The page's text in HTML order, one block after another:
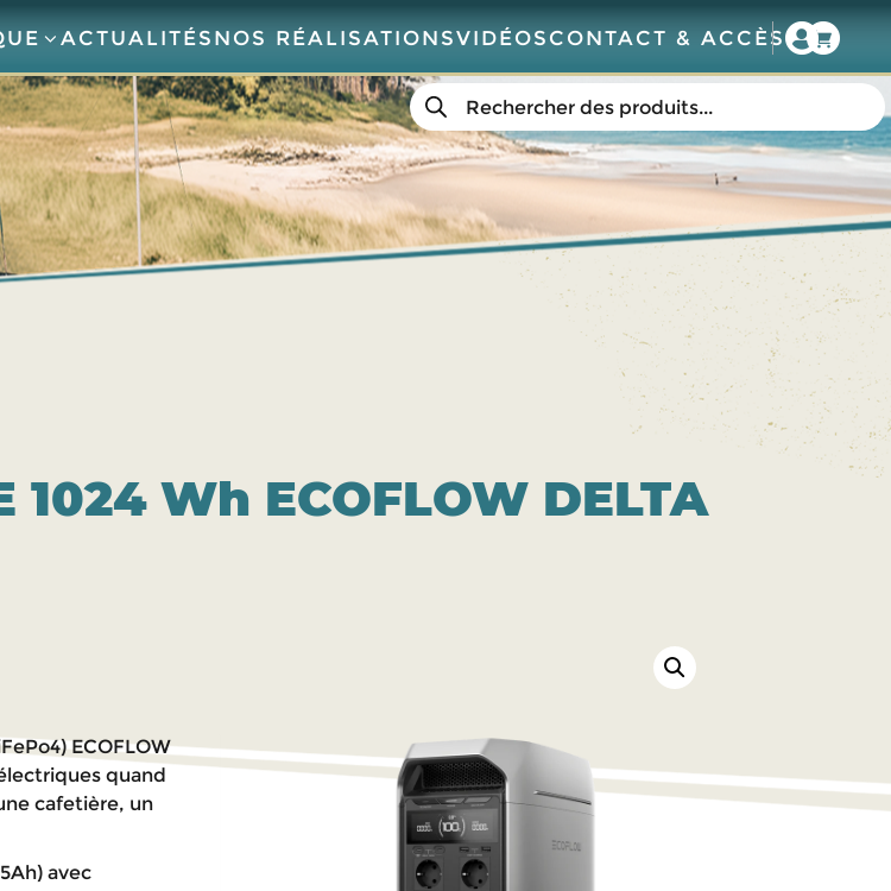
Recherche
de
produits
ACTUALITÉS NOS RÉALISATIONSVIDÉOS CONTACT & ACCÈS
1024 Wh ECOFLOW DELTA
ECOFLOW
quand
cafetière, un
avec